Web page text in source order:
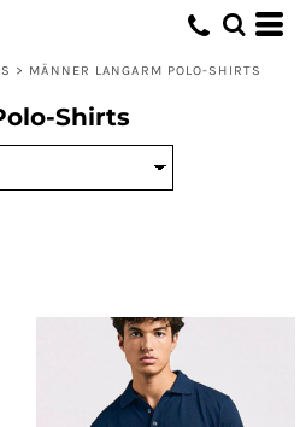
> MÄNNER LANGARM POLO-SHIRTS
Shirts